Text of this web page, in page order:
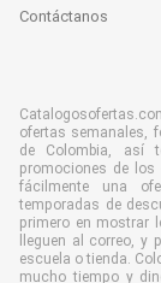
Contáctanos
ofertas semanales,
de Colombia, así
promociones de
fácilmente una
temporadas de
primero en mostrar
lleguen al correo, y
escuela o tienda.
mucho tiempo y